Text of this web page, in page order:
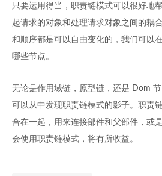
只要运用得当，职责链模式可以很好地
起请求的对象和处理请求对象之间的耦
和顺序都是可以自由变化的，我们可以
哪些节点。
无论是作用域链，原型链，还是 Dom
可以从中发现职责链模式的影子。职责
合在一起，用来连接部件和父部件，或
会使用职责链模式，将有所收益。